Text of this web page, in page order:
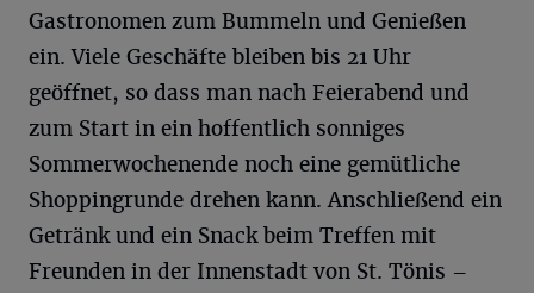
Gastronomen zum Bummeln und Genießen
ein. Viele Geschäfte bleiben bis 21 Uhr
geöffnet, so dass man nach Feierabend und
zum Start in ein hoffentlich sonniges
Sommerwochenende noch eine gemütliche
Shoppingrunde drehen kann. Anschließend ein
Getränk und ein Snack beim Treffen mit
Freunden in der Innenstadt von St. Tönis –